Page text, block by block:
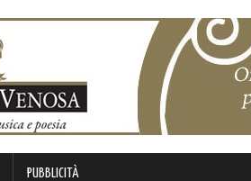
PUBBLICITÀ